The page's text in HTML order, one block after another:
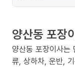
양산동 포장
양산동 포장이사는
류, 상하차, 운반,